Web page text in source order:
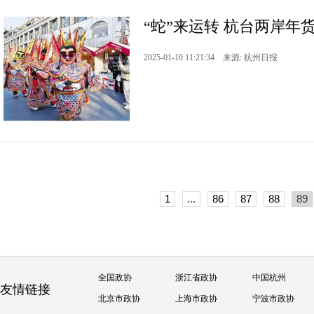
“蛇”来运转 杭台两岸年
2025-01-10 11:21:34 来源: 杭州日报
1 ... 86 87 88 89
友情链接
全国政协 浙江省政协 中国杭州
北京市政协 上海市政协 宁波市政协